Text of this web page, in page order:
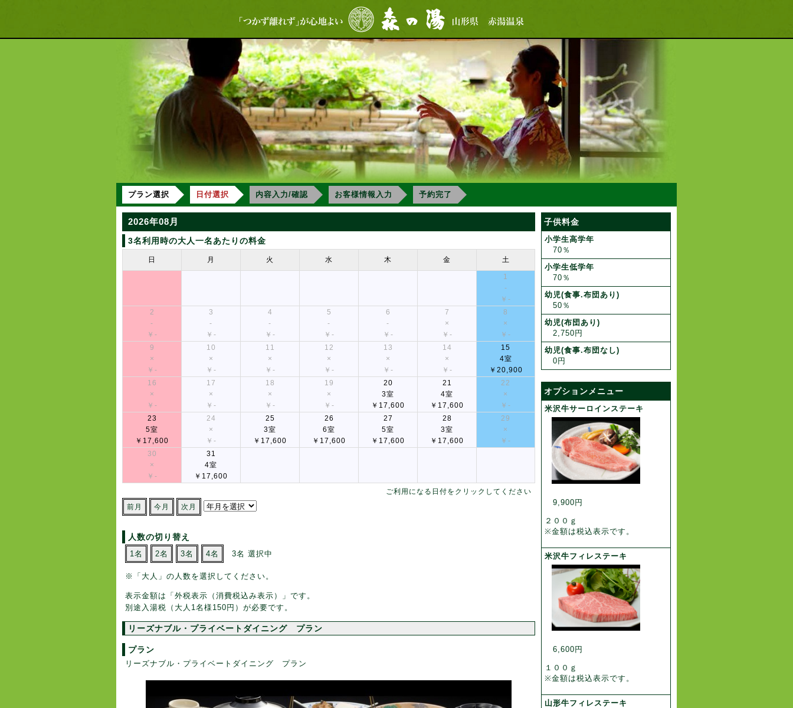
プラン選択 日付選択 内容入力/確認 お客様情報入力 予約完了
2026年08月
3名利用時の大人一名あたりの料金
日 月 火 水 木 金 土
1
-
￥-
2
-
￥-
3
-
￥-
4
-
￥-
5
-
￥-
6
-
￥-
7
×
￥-
8
×
￥-
9
×
￥-
10
×
￥-
11
×
￥-
12
×
￥-
13
×
￥-
14
×
￥-
15
4室
￥20,900
16
×
￥-
17
×
￥-
18
×
￥-
19
×
￥-
20
3室
￥17,600
21
4室
￥17,600
22
×
￥-
23
5室
￥17,600
24
×
￥-
25
3室
￥17,600
26
6室
￥17,600
27
5室
￥17,600
28
3室
￥17,600
29
×
￥-
30
×
￥-
31
4室
￥17,600
ご利用になる日付をクリックしてください
前月
今月 次月
人数の切り替え
1名 2名 3名 4名 3名 選択中
※「大人」の人数を選択してください。
表示金額は「外税表示（消費税込み表示）」です。
別途入湯税（大人1名様150円）が必要です。
リーズナブル・プライベートダイニング プラン
プラン
リーズナブル・プライベートダイニング プラン
子供料金
小学生高学年
70％
小学生低学年
70％
幼児(食事.布団あり)
50％
幼児(布団あり)
2,750円
幼児(食事.布団なし)
0円
オプションメニュー
米沢牛サーロインステーキ
9,900円
２００ｇ
※金額は税込表示です。
米沢牛フィレステーキ
6,600円
１００ｇ
※金額は税込表示です。
山形牛フィレステーキ